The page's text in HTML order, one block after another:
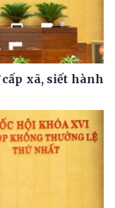
xã, siết hành